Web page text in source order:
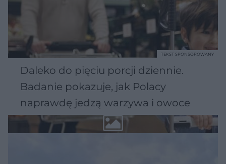
Daleko do pięciu porcji dziennie.
Badanie pokazuje, jak Polacy
naprawdę jedzą warzywa i owoce
TEKST SPONSOROWANY